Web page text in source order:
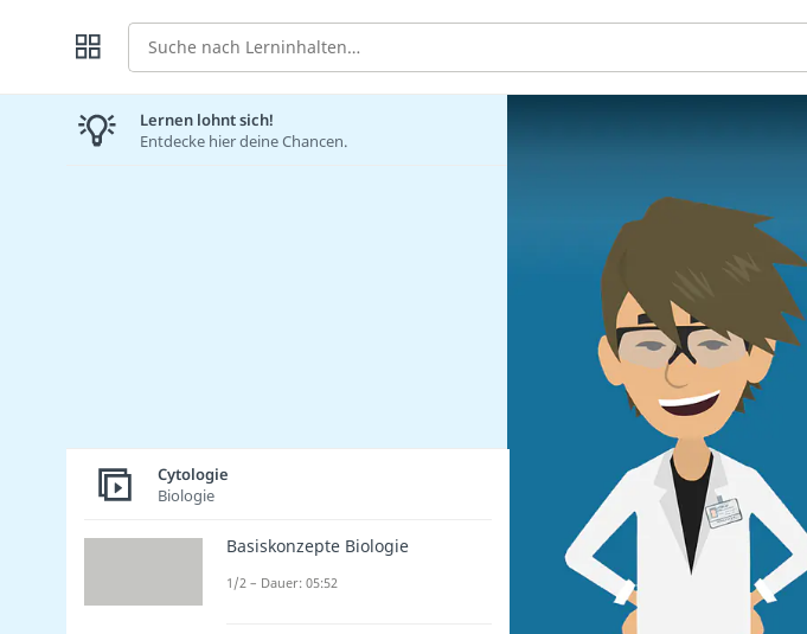
Suche
Lernen lohnt sich!
Entdecke hier deine Chancen.
Cytologie
Biologie
Basiskonzepte Biologie
1/2 – Dauer: 05:52